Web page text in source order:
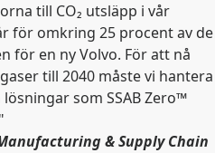
till CO₂ utsläpp i vår
för omkring 25 procent av de
för en ny Volvo. För att nå
till 2040 måste vi hantera
som SSAB Zero™
& Supply Chain